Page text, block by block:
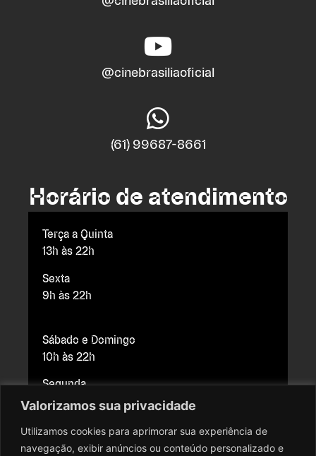
Valorizamos sua privacidade
Utilizamos cookies para aprimorar sua experiência de
navegação, exibir anúncios ou conteúdo personalizado e
@cinebrasiliaoficial
(61) 99687-8661
Horário de atendimento
Terça a Quinta
13h às 22h
Sexta
9h às 22h
Sábado e Domingo
10h às 22h
Segunda
Fechado para manutenção